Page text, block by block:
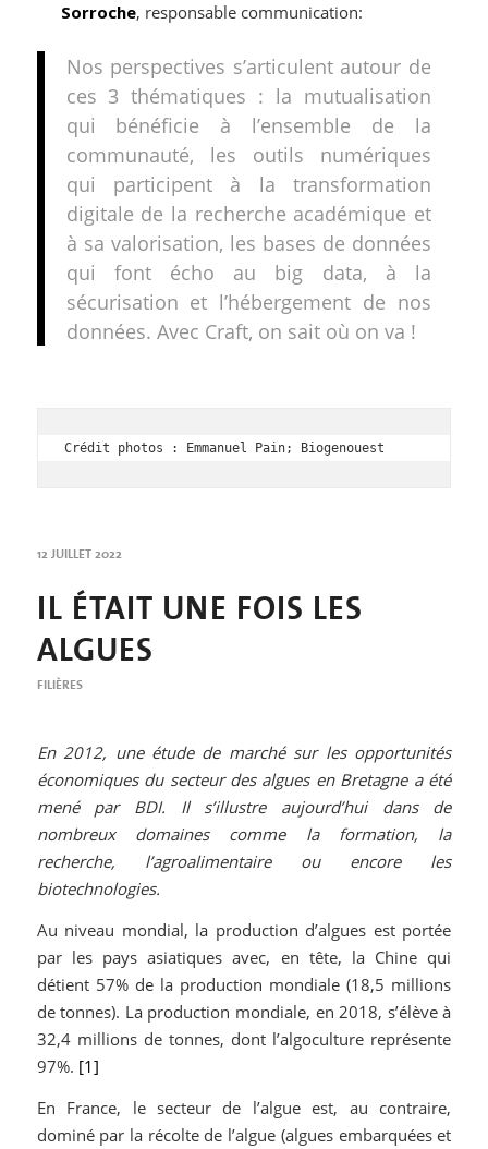
Sorroche, responsable communication:
Nos perspectives s’articulent autour de
ces 3 thématiques : la mutualisation
qui bénéficie à l’ensemble de la
communauté, les outils numériques
qui participent à la transformation
digitale de la recherche académique et
à sa valorisation, les bases de données
qui font écho au big data, à la
sécurisation et l’hébergement de nos
données. Avec Craft, on sait où on va !
Crédit photos : Emmanuel Pain; Biogenouest
12 JUILLET 2022
IL ÉTAIT UNE FOIS LES
ALGUES
FILIÈRES
En 2012, une étude de marché sur les opportunités
économiques du secteur des algues en Bretagne a été
mené par BDI. Il s’illustre aujourd’hui dans de
nombreux domaines comme la formation, la
recherche, l’agroalimentaire ou encore les
biotechnologies.
Au niveau mondial, la production d’algues est portée
par les pays asiatiques avec, en tête, la Chine qui
détient 57% de la production mondiale (18,5 millions
de tonnes). La production mondiale, en 2018, s’élève à
32,4 millions de tonnes, dont l’algoculture représente
97%. [1]
En France, le secteur de l’algue est, au contraire,
dominé par la récolte de l’algue (algues embarquées et